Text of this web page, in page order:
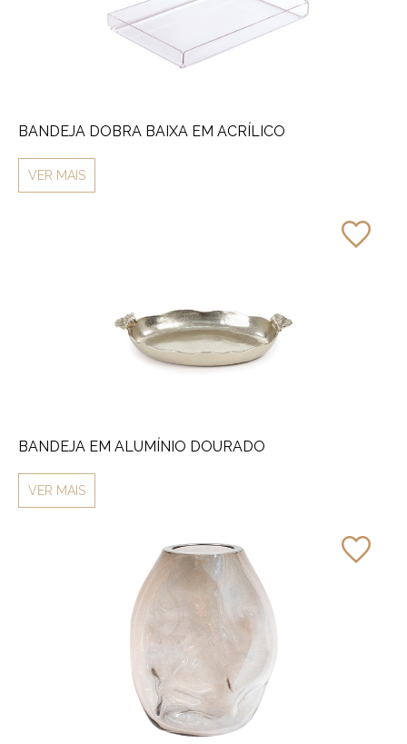
BANDEJA DOBRA BAIXA EM ACRÍLICO
VER MAIS
BANDEJA EM ALUMÍNIO DOURADO
VER MAIS